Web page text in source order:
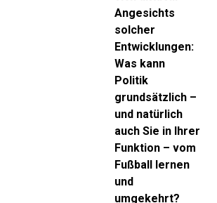
Angesichts
solcher
Entwicklungen:
Was kann
Politik
grundsätzlich –
und natürlich
auch Sie in Ihrer
Funktion – vom
Fußball lernen
und
umgekehrt?